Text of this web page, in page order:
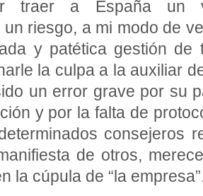
traer a España un
riesgo, a mi modo de
y patética gestión
la culpa a la auxiliar
un error grave por su
y por la falta de
consejeros
de otros,
la cúpula de “la